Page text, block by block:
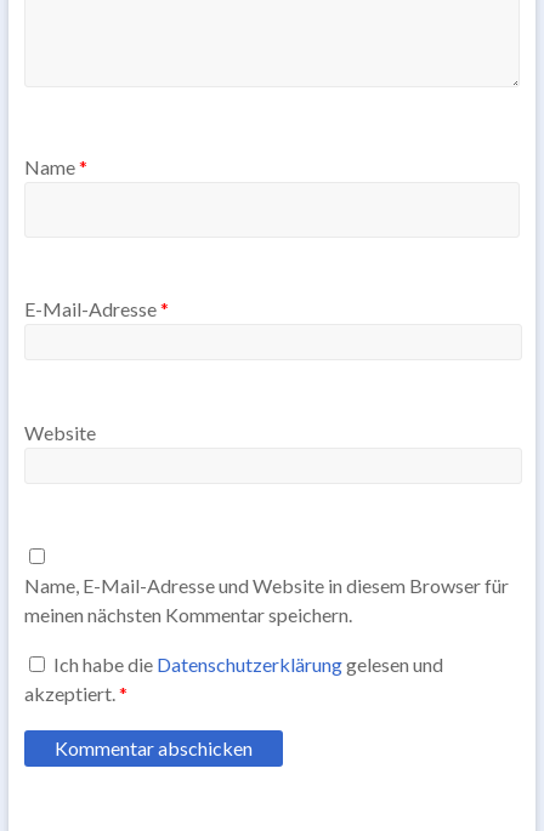
Name*
E-Mail-Adresse*
Website
Name, E-Mail-Adresse und Website in diesem Browser für
meinen nächsten Kommentar speichern.
Ich habe die Datenschutzerklärunggelesen und
akzeptiert.*